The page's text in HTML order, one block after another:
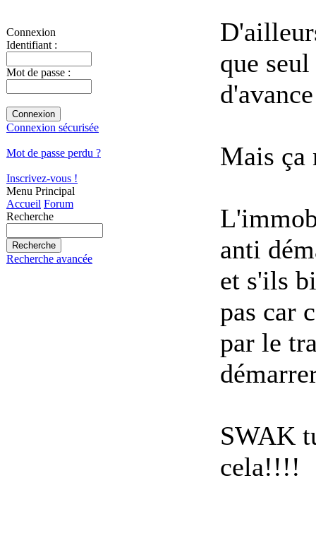
Connexion
Identifiant :
Mot de passe :
Connexion sécurisée
Mot de passe perdu ?
Inscrivez-vous !
Menu Principal
Accueil Forum
Recherche
Recherche avancée
que
d'avance
Mais ça
anti
et s'ils
pas car
par le
SWAK
cela!!!!